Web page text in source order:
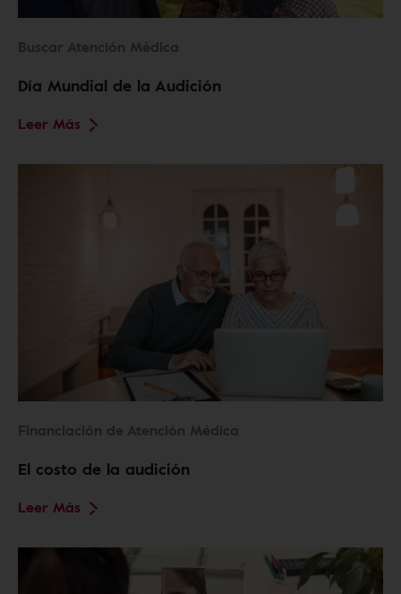
Buscar Atención Médica
Día Mundial de la Audición
Leer Más
Financiación de Atención Médica
El costo de la audición
Leer Más